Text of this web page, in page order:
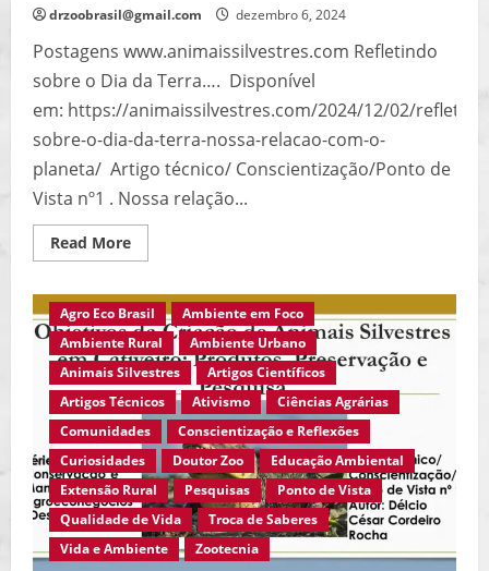
drzoobrasil@gmail.com dezembro 6, 2024
Postagens www.animaissilvestres.com Refletindo
sobre o Dia da Terra…. Disponível
em: https://animaissilvestres.com/2024/12/02/
sobre-o-dia-da-terra-nossa-relacao-com-o-
planeta/ Artigo técnico/ Conscientização/Ponto de
Vista nº1 . Nossa relação...
Read MoreRead
more
sobre
o
Dia
da
Terra…. A
Comunicação
da
Fauna:
Sons
da
Vida
Animal…
Agro Eco Brasil
Ambiente em Foco
Ambiente Rural
Ambiente Urbano
Animais Silvestres
Artigos Científicos
Artigos Técnicos
Ativismo
Ciências Agrárias
Comunidades
Conscientização e Reflexões
Curiosidades
Doutor Zoo
Educação Ambiental
Extensão Rural
Pesquisas
Ponto de Vista
Qualidade de Vida
Troca de Saberes
Vida e Ambiente
Zootecnia